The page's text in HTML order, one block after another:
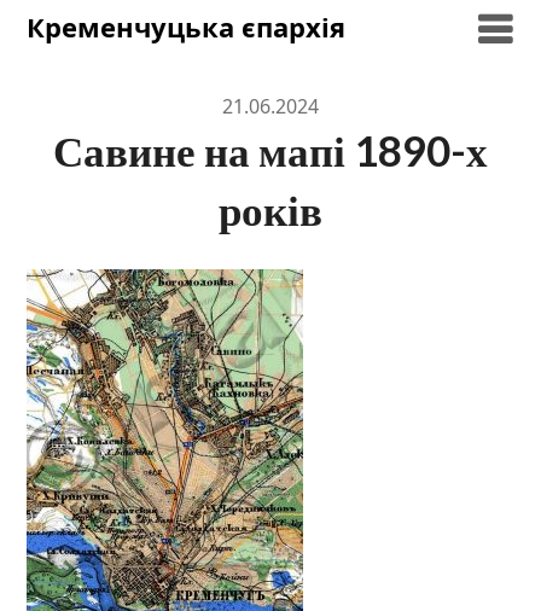
SkipКременчуцька єпархія
21.06.2024
Савине на мапі 1890-х
років